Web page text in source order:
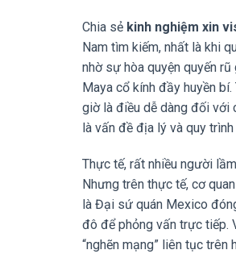
Chia sẻ kinh nghiệm xin
Nam tìm kiếm, nhất là khi
nhờ sự hòa quyện quyến
Maya cổ kính đầy huyền
giờ là điều dễ dàng đối với
là vấn đề địa lý và quy
Thực tế, rất nhiều người
Nhưng trên thực tế, cơ
là Đại sứ quán Mexico
đô để phỏng vấn trực tiếp.
“nghẽn mạng” liên tục